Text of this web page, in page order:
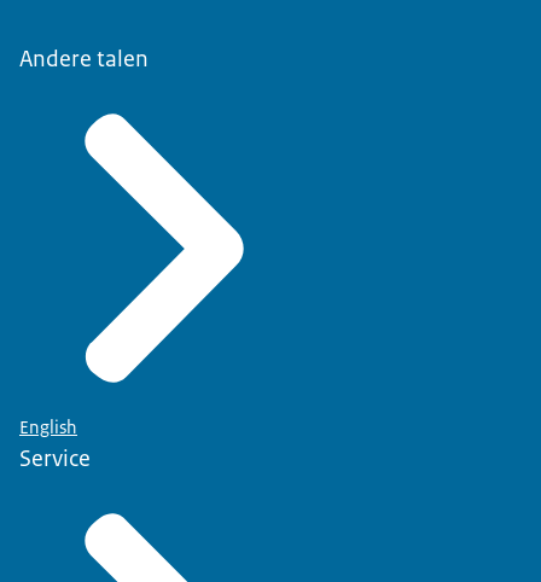
Andere talen
English
Service